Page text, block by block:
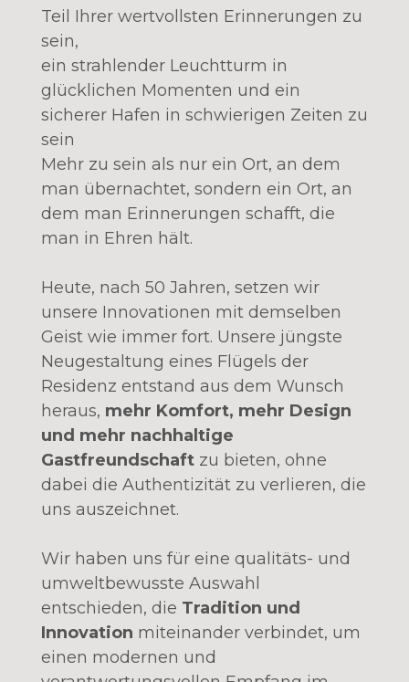
Teil Ihrer wertvollsten Erinnerungen zu
sein,
ein strahlender Leuchtturm in
glücklichen Momenten und ein
sicherer Hafen in schwierigen Zeiten zu
sein
Mehr zu sein als nur ein Ort, an dem
man übernachtet, sondern ein Ort, an
dem man Erinnerungen schafft, die
man in Ehren hält.
Heute, nach 50 Jahren, setzen wir
unsere Innovationen mit demselben
Geist wie immer fort. Unsere jüngste
Neugestaltung eines Flügels der
Residenz entstand aus dem Wunsch
heraus, mehr Komfort, mehr Design
und mehr nachhaltige
Gastfreundschaft zu bieten, ohne
dabei die Authentizität zu verlieren, die
uns auszeichnet.
Wir haben uns für eine qualitäts- und
umweltbewusste Auswahl
entschieden, die Tradition und
Innovation miteinander verbindet, um
einen modernen und